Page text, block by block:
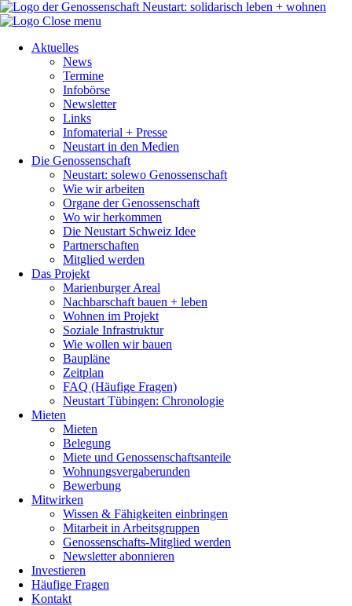
Close menu
Aktuelles
News
Termine
Infobörse
Newsletter
Links
Infomaterial + Presse
Neustart in den Medien
Die Genossenschaft
Neustart: solewo Genossenschaft
Wie wir arbeiten
Organe der Genossenschaft
Wo wir herkommen
Die Neustart Schweiz Idee
Partnerschaften
Mitglied werden
Das Projekt
Marienburger Areal
Nachbarschaft bauen + leben
Wohnen im Projekt
Soziale Infrastruktur
Wie wollen wir bauen
Baupläne
Zeitplan
FAQ (Häufige Fragen)
Neustart Tübingen: Chronologie
Mieten
Mieten
Belegung
Miete und Genossenschaftsanteile
Wohnungsvergaberunden
Bewerbung
Mitwirken
Wissen & Fähigkeiten einbringen
Mitarbeit in Arbeitsgruppen
Genossenschafts-Mitglied werden
Newsletter abonnieren
Investieren
Häufige Fragen
Kontakt